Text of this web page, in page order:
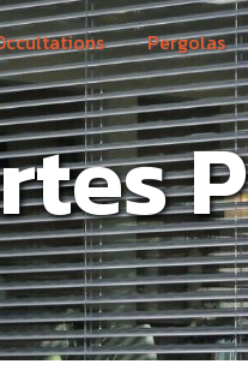
Pergolas